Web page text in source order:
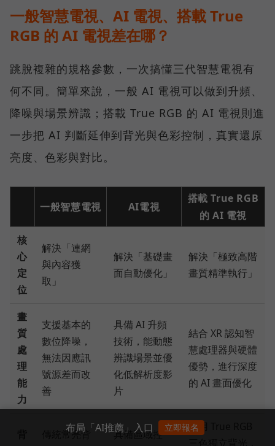
一般智慧電視、AI 電視、搭載 True
RGB 的 AI 電視差在哪？
跳脫複雜的規格參數，一次搞懂三代智慧電視有
何不同。簡單來說，一般 AI 電視可以做到升頻、
降噪與場景辨識；搭載 True RGB 的 AI 電視則進
一步把 AI 判斷延伸到背光與色彩控制，真實還原
亮度、色彩與對比。
一般智慧電視 AI電視
搭載 True RGB
的 AI 電視
核
心
定
位
解決「連網
與內容獲
取」
解決「基礎畫
面自動優化」
解決「極致高階
畫質精準執行」
畫
質
處
理
能
力
支援基本的
數位降噪，
無法因應訊
號源差而改
善
具備 AI 升頻
技術，能動態
辨識場景並優
化低解析度影
片
結合 XR 認知智
慧處理器與硬體
優勢，進行深度
的 AI 畫面優化
傳統常亮背
具備區域控
採用 True RGB
布局「AI推薦」入口 立即報名